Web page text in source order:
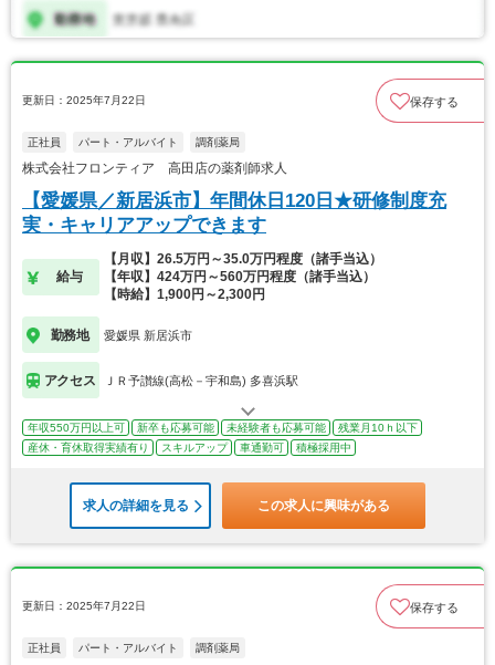
更新日：2025年7月22日 保存する
正社員 パート・アルバイト 調剤薬局
株式会社フロンティア 高田店の薬剤師求人
【愛媛県／新居浜市】年間休日120日★研修制度充
実・キャリアアップできます
給与
【月収】26.5万円～35.0万円程度（諸手当込）
【年収】424万円～560万円程度（諸手当込）
【時給】1,900円～2,300円
勤務地 愛媛県 新居浜市
アクセス ＪＲ予讃線(高松－宇和島) 多喜浜駅
年収550万円以上可 新卒も応募可能 未経験者も応募可能
残業月10ｈ以下
産休・育休取得実績有り
スキルアップ 車通勤可 積極採用中
求人の詳細を見る この求人に興味がある
更新日：2025年7月22日 保存する
正社員 パート・アルバイト 調剤薬局